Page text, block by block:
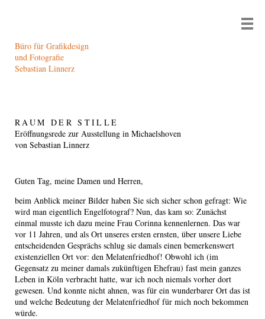
Büro für Grafikdesign
und Fotografie
Sebastian Linnerz
RAUM DER STILLE
Eröffnungsrede zur Ausstellung in Michaelshoven
von Sebastian Linnerz
Guten Tag, meine Damen und Herren,
beim Anblick meiner Bilder haben Sie sich sicher schon gefragt: Wie
wird man eigentlich Engelfotograf? Nun, das kam so: Zunächst
einmal musste ich dazu meine Frau Corinna kennenlernen. Das war
vor 11 Jahren, und als Ort unseres ersten ernsten, über unsere Liebe
entscheidenden Gesprächs schlug sie damals einen bemerkenswert
existenziellen Ort vor: den Melatenfriedhof! Obwohl ich (im
Gegensatz zu meiner damals zukünftigen Ehefrau) fast mein ganzes
Leben in Köln verbracht hatte, war ich noch niemals vorher dort
gewesen. Und konnte nicht ahnen, was für ein wunderbarer Ort das ist
und welche Bedeutung der Melatenfriedhof für mich noch bekommen
würde.